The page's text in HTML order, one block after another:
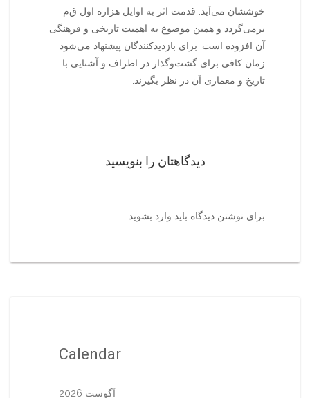
خوششان می‌آید. قدمت اثر به اوایل هزاره اول ق‌م‌
برمی‌گردد و همین موضوع به اهمیت تاریخی و فرهنگی
آن افزوده است. برای بازدیدکنندگان پیشنهاد می‌شود
زمان کافی برای گشت‌وگذار در اطراف و آشنایی با
تاریخ و معماری آن در نظر بگیرند.
دیدگاهتان را بنویسید
برای نوشتن دیدگاه باید وارد بشوید
Calendar
آگوست 2026